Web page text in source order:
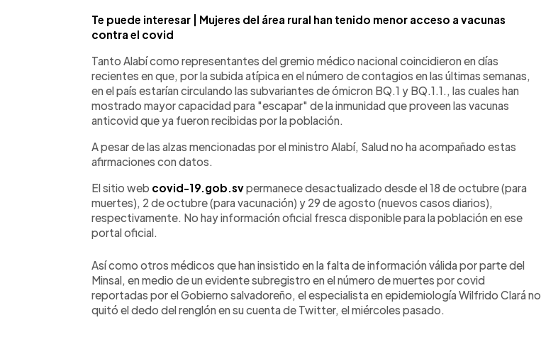
Te puede interesar | Mujeres del área rural han tenido menor acceso a vacunas
contra el covid
Tanto Alabí como representantes del gremio médico nacional coincidieron en días
recientes en que, por la subida atípica en el número de contagios en las últimas semanas,
en el país estarían circulando las subvariantes de ómicron BQ.1 y BQ.1.1., las cuales han
mostrado mayor capacidad para "escapar" de la inmunidad que proveen las vacunas
anticovid que ya fueron recibidas por la población.
A pesar de las alzas mencionadas por el ministro Alabí, Salud no ha acompañado estas
afirmaciones con datos.
El sitio web covid-19.gob.svpermanece desactualizado desde el 18 de octubre (para
muertes), 2 de octubre (para vacunación) y 29 de agosto (nuevos casos diarios),
respectivamente. No hay información oficial fresca disponible para la población en ese
portal oficial.
Así como otros médicos que han insistido en la falta de información válida por parte del
Minsal, en medio de un evidente subregistro en el número de muertes por covid
reportadas por el Gobierno salvadoreño, el especialista en epidemiología Wilfrido Clará no
quitó el dedo del renglón en su cuenta de Twitter, el miércoles pasado.